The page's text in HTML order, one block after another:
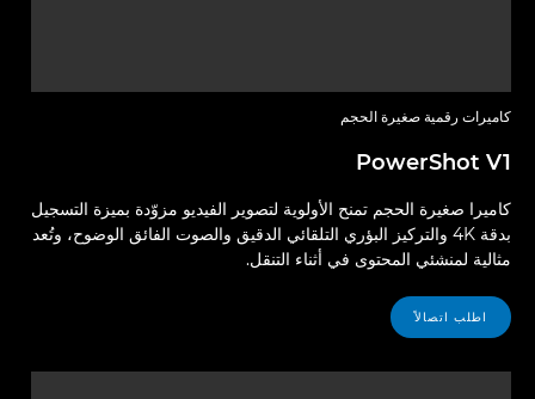
كاميرات رقمية صغيرة الحجم
PowerShot V1
كاميرا صغيرة الحجم تمنح الأولوية لتصوير الفيديو مزوّدة بميزة التسجيل
بدقة 4K والتركيز البؤري التلقائي الدقيق والصوت الفائق الوضوح، وتُعد
مثالية لمنشئي المحتوى في أثناء التنقل.
اطلب اتصالاً